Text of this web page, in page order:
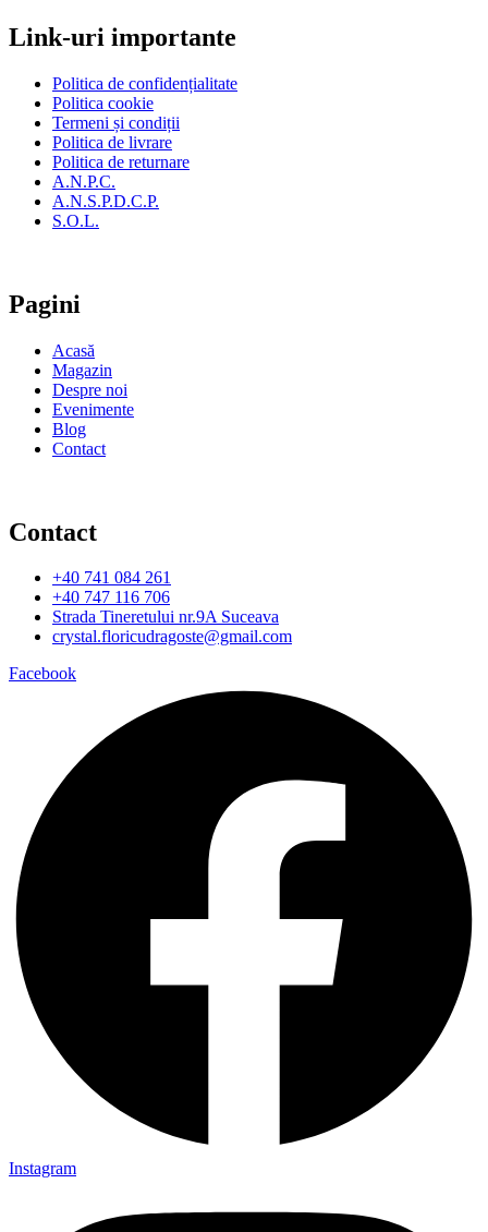
Link-uri importante
Politica de confidențialitate
Politica cookie
Termeni și condiții
Politica de livrare
Politica de returnare
A.N.P.C.
A.N.S.P.D.C.P.
S.O.L.
Pagini
Acasă
Magazin
Despre noi
Evenimente
Blog
Contact
Contact
+40 741 084 261
+40 747 116 706
Strada Tineretului nr.9A Suceava
crystal.floricudragoste@gmail.com
Facebook
Instagram